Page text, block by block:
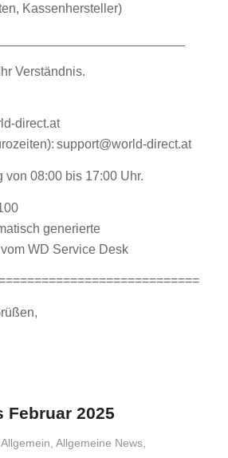
Kassenhersteller)
Verständnis.
direct.at
support@world-direct.at
von 08:00 bis 17:00 Uhr.
generierte
WD Service Desk
Februar 2025
Allgemein, Allgemeine News,